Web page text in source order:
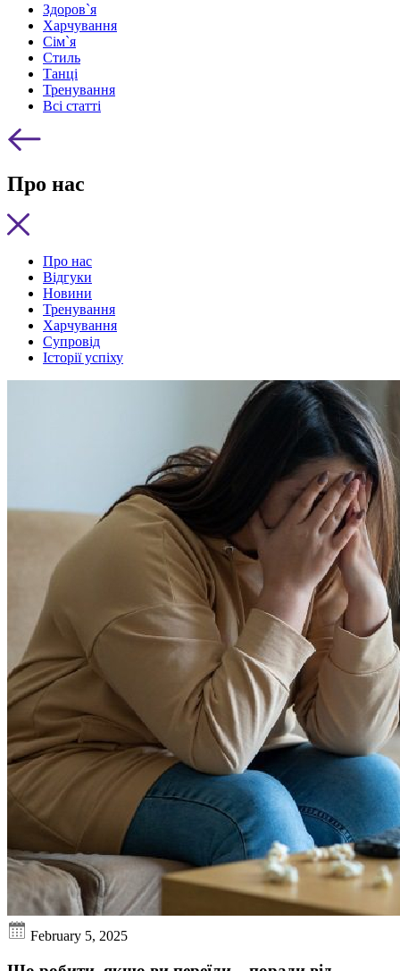
Здоров`я
Харчування
Сім`я
Стиль
Танці
Тренування
Всі статті
Про нас
Про нас
Відгуки
Новини
Тренування
Харчування
Супровід
Історії успіху
February 5, 2025